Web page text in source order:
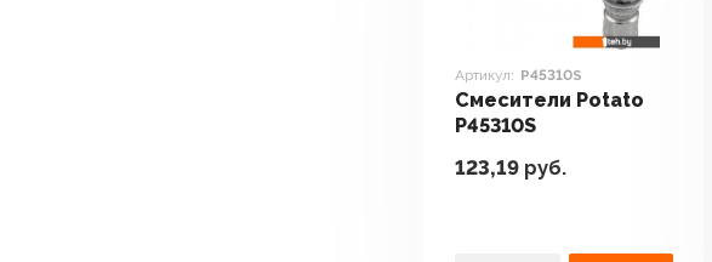
Артикул: P45310S
Смесители Potato
P45310S
123,19 руб.